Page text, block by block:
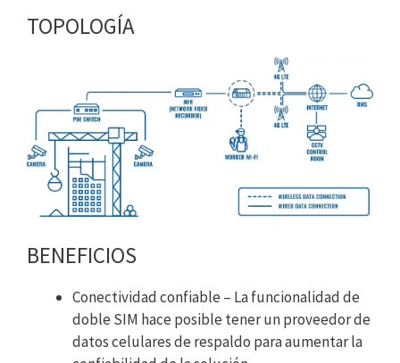
TOPOLOGÍA
BENEFICIOS
Conectividad confiable – La funcionalidad de
doble SIM hace posible tener un proveedor de
datos celulares de respaldo para aumentar la